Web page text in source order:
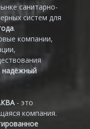
санитарно-
систем для
.
компании,
надёжный
- это
компания.